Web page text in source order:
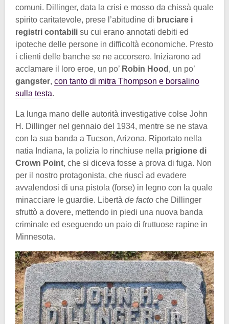
comuni. Dillinger, data la crisi e mosso da chissà quale
spirito caritatevole, prese l’abitudine di bruciare i
registri contabili su cui erano annotati debiti ed
ipoteche delle persone in difficoltà economiche. Presto
i clienti delle banche se ne accorsero. Iniziarono ad
acclamare il loro eroe, un po’ Robin Hood , un po’
gangster, con tanto di mitra Thompson e borsalino
sulla testa.
La lunga mano delle autorità investigative colse John
H. Dillinger nel gennaio del 1934, mentre se ne stava
con la sua banda a Tucson, Arizona. Riportato nella
natia Indiana, la polizia lo rinchiuse nella prigione di
Crown Point, che si diceva fosse a prova di fuga. Non
per il nostro protagonista, che riuscì ad evadere
avvalendosi di una pistola (forse) in legno con la quale
minacciare le guardie. Libertà de facto che Dillinger
sfruttò a dovere, mettendo in piedi una nuova banda
criminale ed eseguendo un paio di fruttuose rapine in
Minnesota.